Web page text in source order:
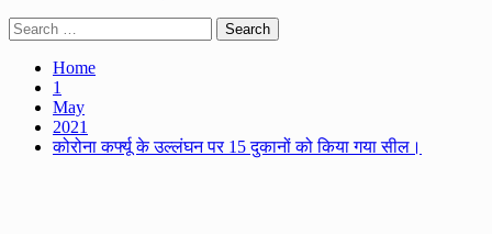
Search
for:
Home
1
May
2021
कोरोना कर्फ्यू के उल्लंघन पर 15 दुकानों को किया गया सील।